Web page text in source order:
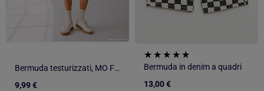
Bermuda testurizzati, MO Fashion
9,99 €
Bermuda in denim a quadri
13,00 €